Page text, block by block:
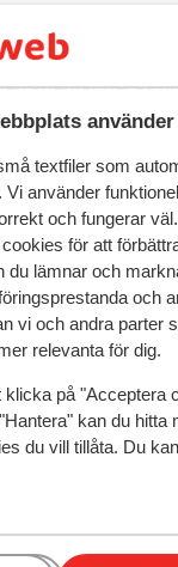
textfiler som
Vi använder
och fungerar
för att
du lämnar och
och
vi och andra parter
relevanta för dig.
klicka på "Acceptera
kan du
du vill tillåta. Du
speglar deras
2026
stukje
hebt
het
stukje
hebt
het
8.0